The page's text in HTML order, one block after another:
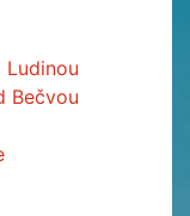
Ludinou
Bečvou